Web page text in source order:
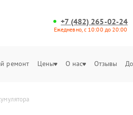
+7 (482) 265-02-24
Ежедневно, с 10:00 до 20:00
ремонт Цены О нас Отзывы